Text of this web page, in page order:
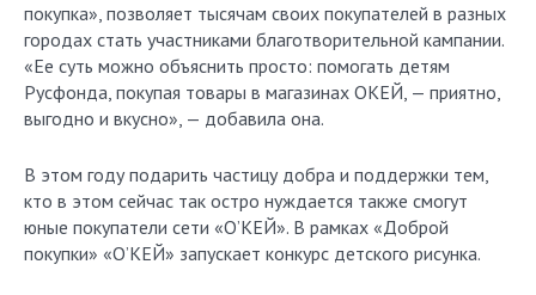
покупка», позволяет тысячам своих покупателей в разных
городах стать участниками благотворительной кампании.
«Ее суть можно объяснить просто: помогать детям
Русфонда, покупая товары в магазинах ОКЕЙ, — приятно,
выгодно и вкусно», — добавила она.
В этом году подарить частицу добра и поддержки тем,
кто в этом сейчас так остро нуждается также смогут
юные покупатели сети «О’КЕЙ». В рамках «Доброй
покупки» «О’КЕЙ» запускает конкурс детского рисунка.